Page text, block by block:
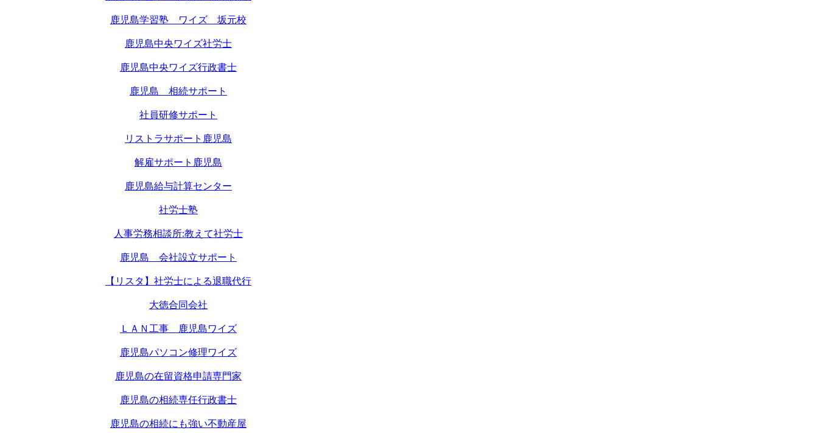
鹿児島学習塾 ワイズ 坂元校
鹿児島中央ワイズ社労士
鹿児島中央ワイズ行政書士
鹿児島 相続サポート
社員研修サポート
リストラサポート鹿児島
解雇サポート鹿児島
鹿児島給与計算センター
社労士塾
人事労務相談所:教えて社労士
鹿児島 会社設立サポート
【リスタ】社労士による退職代行
大徳合同会社
ＬＡＮ工事 鹿児島ワイズ
鹿児島パソコン修理ワイズ
鹿児島の在留資格申請専門家
鹿児島の相続専任行政書士
鹿児島の相続にも強い不動産屋